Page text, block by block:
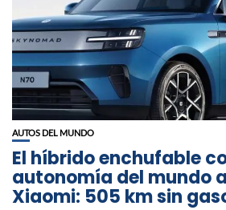
AUTOS DEL MUNDO
El híbrido enchufable
autonomía del mundo
Xiaomi: 505 km sin